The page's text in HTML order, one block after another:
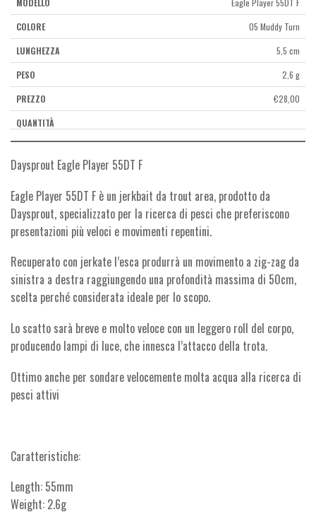
Eagle Player 55DT F
05 Muddy Turn
5,5 cm
2,6 g
€28,00
Daysprout Eagle Player 55DT F
Eagle Player 55DT F è un jerkbait da trout area, prodotto da
Daysprout, specializzato per la ricerca di pesci che preferiscono
presentazioni più veloci e movimenti repentini.
Recuperato con jerkate l’esca produrrà un movimento a zig-zag da
sinistra a destra raggiungendo una profondità massima di 50cm,
scelta perché considerata ideale per lo scopo.
Lo scatto sarà breve e molto veloce con un leggero roll del corpo,
producendo lampi di luce, che innesca l’attacco della trota.
Ottimo anche per sondare velocemente molta acqua alla ricerca di
pesci attivi
Caratteristiche:
Length: 55mm
Weight: 2.6g